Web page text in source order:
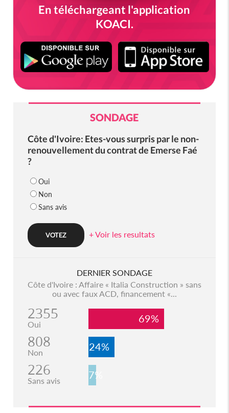
En téléchargeant l'application
KOACI.
SONDAGE
Côte d'Ivoire: Etes-vous surpris par le non-
renouvellement du contrat de Emerse Faé
?
Oui
Non
Sans avis
+ Voir les resultats
DERNIER SONDAGE
Côte d'Ivoire : Affaire « Italia Construction » sans
ou avec faux ACD, financement «...
2355
Oui 69%
808
Non 24%
226
Sans avis 7%